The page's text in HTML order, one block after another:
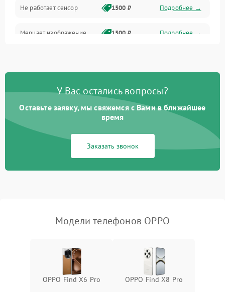
Не работает сенсор 1500 ₽ Подробнее →
Мерцает изображение 1500 ₽ Подробнее →
У Вас остались вопросы?
Оставьте заявку, мы свяжемся с Вами в ближайшее
время
Заказать звонок
Модели телефонов OPPO
OPPO Find X6 Pro OPPO Find X8 Pro